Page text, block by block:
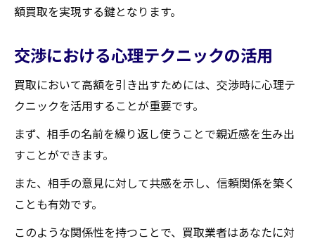
額買取を実現する鍵となります。
交渉における心理テクニックの活用
買取において高額を引き出すためには、交渉時に心理テ
クニックを活用することが重要です。
まず、相手の名前を繰り返し使うことで親近感を生み出
すことができます。
また、相手の意見に対して共感を示し、信頼関係を築く
ことも有効です。
このような関係性を持つことで、買取業者はあなたに対